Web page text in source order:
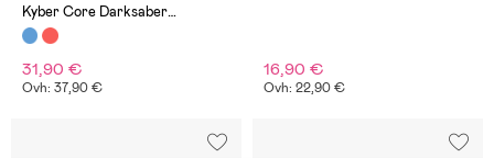
Kyber Core Darksaber
Sähköinen Valomiekka
31,90 €
Ovh: 37,90 €
16,90 €
Ovh: 22,90 €